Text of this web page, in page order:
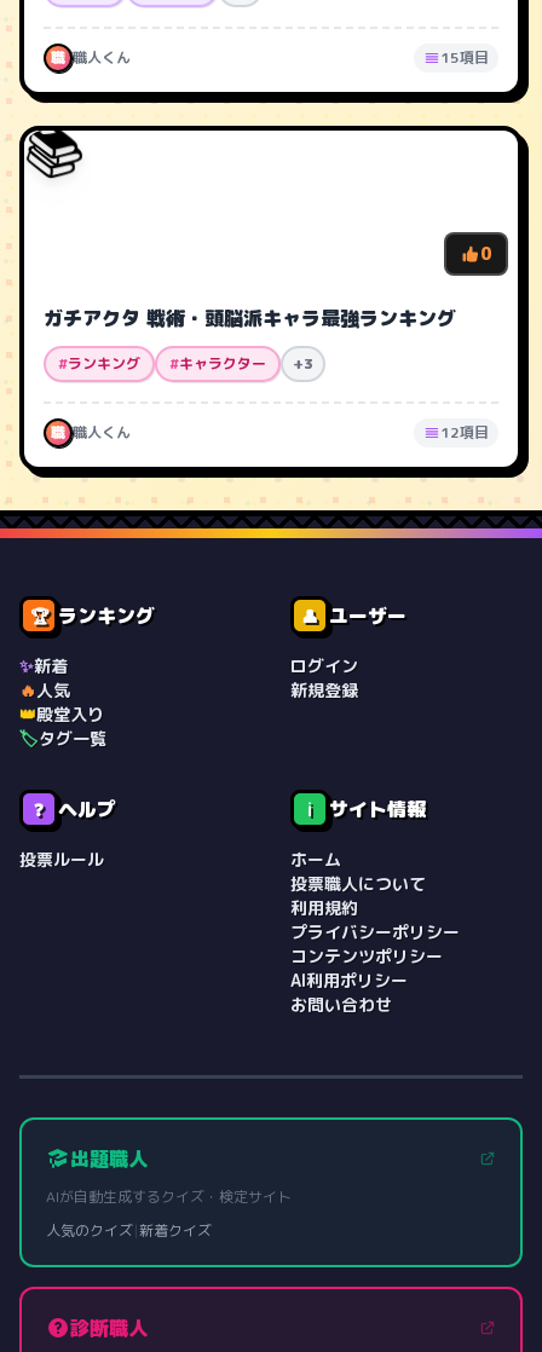
職 職人くん 15項目
📚
0
ガチアクタ 戦術・頭脳派キャラ最強ランキング
#ランキング #キャラクター +3
職 職人くん 12項目
🏆 ランキング
✨新着
🔥人気
👑殿堂入り
🏷️タグ一覧
👤 ユーザー
ログイン
新規登録
❓ ヘルプ
投票ルール
ℹ️ サイト情報
ホーム
投票職人について
利用規約
プライバシーポリシー
コンテンツポリシー
AI利用ポリシー
お問い合わせ
出題職人
AIが自動生成するクイズ・検定サイト
人気のクイズ|新着クイズ
診断職人